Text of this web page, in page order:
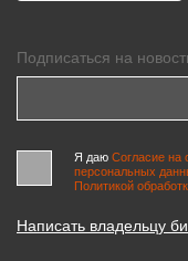
Подписаться на
Я даю Согласие на
персональных
Политикой
Написать владельцу